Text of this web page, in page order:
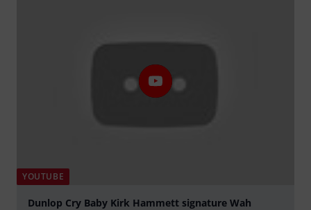
YOUTUBE
Dunlop Cry Baby Kirk Hammett signature Wah